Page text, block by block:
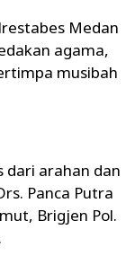
Medan
agama,
musibah
dari arahan dan
Panca Putra
Brigjen Pol.